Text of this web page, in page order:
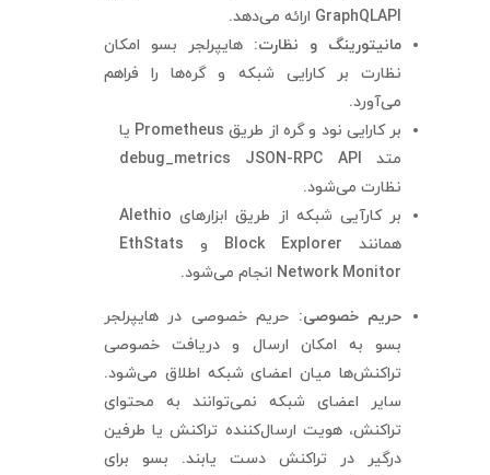
GraphQLAPI ارائه می‌دهد.
مانیتورینگ و نظارت: هایپرلجر بسو امکان
نظارت بر کارایی شبکه و گره‌ها را فراهم
می‌آورد.
بر کارایی نود و گره از طریق Prometheus یا
متد debug_metrics JSON-RPC API
نظارت می‌شود.
بر کارآیی شبکه از طریق ابزارهای Alethio
همانند Block Explorer و EthStats
Network Monitor انجام می‌شود.
حریم خصوصی: حریم خصوصی در هایپرلجر
بسو به امکان ارسال و دریافت خصوصی
تراکنش‌ها میان اعضای شبکه اطلاق می‌شود.
سایر اعضای شبکه نمی‌توانند به محتوای
تراکنش، هویت ارسال‌کننده تراکنش یا طرفین
درگیر در تراکنش دست یابند. بسو برای